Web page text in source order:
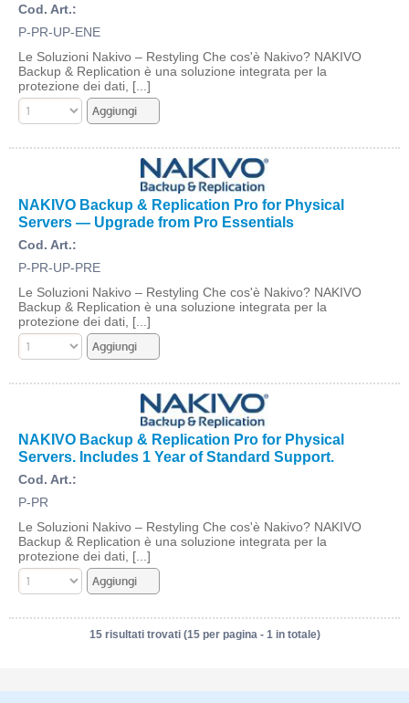
Cod. Art.:
P-PR-UP-ENE
Le Soluzioni Nakivo – Restyling Che cos'è Nakivo? NAKIVO
Backup & Replication è una soluzione integrata per la
protezione dei dati, [...]
NAKIVO Backup & Replication Pro for Physical
Servers — Upgrade from Pro Essentials
Cod. Art.:
P-PR-UP-PRE
Le Soluzioni Nakivo – Restyling Che cos'è Nakivo? NAKIVO
Backup & Replication è una soluzione integrata per la
protezione dei dati, [...]
NAKIVO Backup & Replication Pro for Physical
Servers. Includes 1 Year of Standard Support.
Cod. Art.:
P-PR
Le Soluzioni Nakivo – Restyling Che cos'è Nakivo? NAKIVO
Backup & Replication è una soluzione integrata per la
protezione dei dati, [...]
15 risultati trovati (15 per pagina - 1 in totale)